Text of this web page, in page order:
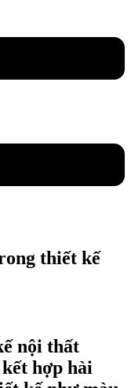
thiết kế
nội thất
hợp hài